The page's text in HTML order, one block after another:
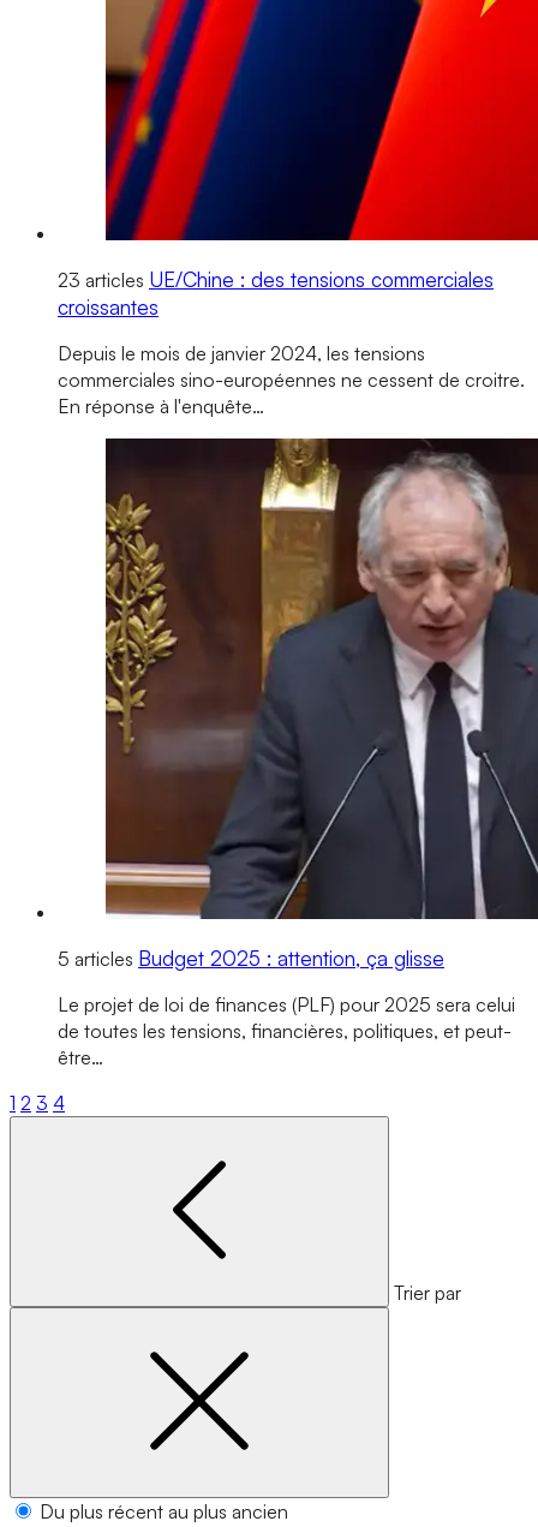
23 articles UE/Chine : des tensions commerciales
croissantes
Depuis le mois de janvier 2024, les tensions
commerciales sino-européennes ne cessent de croitre.
En réponse à l'enquête…
5 articles Budget 2025 : attention, ça glisse
Le projet de loi de finances (PLF) pour 2025 sera celui
de toutes les tensions, financières, politiques, et peut-
être…
1 2 3 4
Trier par
Du plus récent au plus ancien